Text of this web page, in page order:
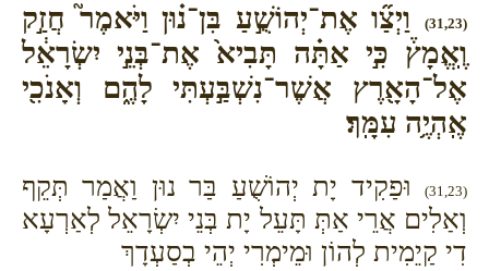
(31,23)
וַיְצַ֞ו אֶת־יְהוֹשֻׁ֣עַ בִּן־נ֗וּן וַיֹּאמֶר֮ חֲזַ֣ק
וֶֽאֱמָץ֒ כִּ֣י אַתָּ֗ה תָּבִיא֙ אֶת־בְּנֵ֣י יִשְׂרָאֵ֔ל
אֶל־הָאָ֖רֶץ אֲשֶׁר־נִשְׁבַּ֣עְתִּי לָהֶ֑ם וְאָנֹכִ֖י
אֶֽהְיֶ֥ה עִמָּֽךְ׃
(31,23)
וּפַקִיד יָת יְהוֹשֻׁעַ בַּר נוּן וַאֲמַר תְּקֵף
וְאַלִים אֲרֵי אַתְּ תָּעֵל יָת בְּנֵי יִשְׂרָאֵל לְאַרְעָא
דִי קַיֵמִית לְהוֹן וּמֵימְרִי יְהֵי בְסַעְדָךְ